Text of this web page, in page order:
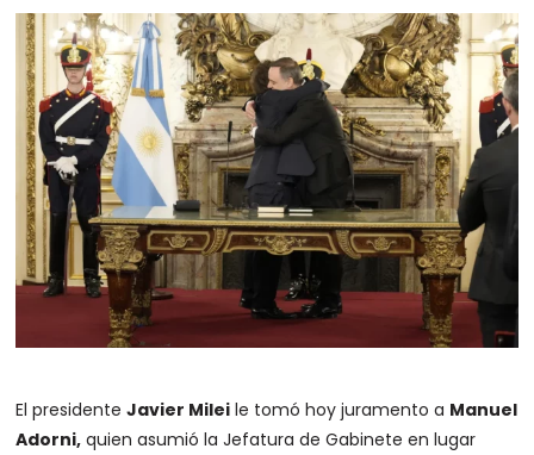
El presidenteJavier Milei le tomó hoy juramento a Manuel
Adorni, quien asumió la Jefatura de Gabinete en lugar